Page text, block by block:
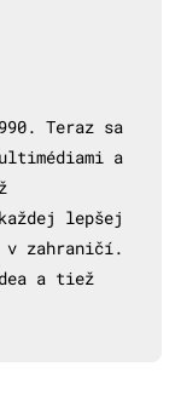
Teraz sa
a
lepšej
v zahraničí.
a tiež